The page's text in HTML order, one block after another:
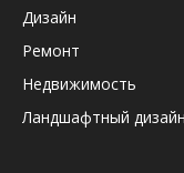
Дизайн
Ремонт
Недвижимость
Ландшафтный дизайн